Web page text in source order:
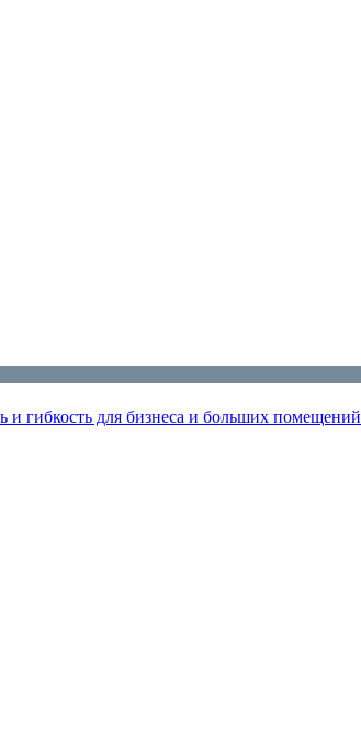
гибкость для бизнеса и больших помещений